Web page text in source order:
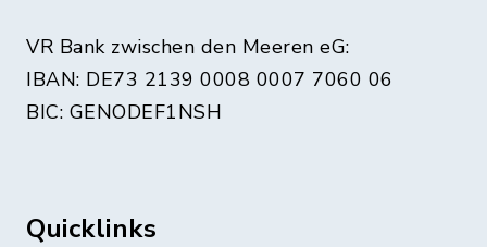
VR Bank zwischen den Meeren eG:
IBAN: DE73 2139 0008 0007 7060 06
BIC: GENODEF1NSH
Quicklinks